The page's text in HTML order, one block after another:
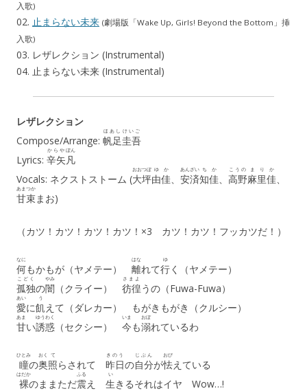
入歌)
02. 止まらない未来 (劇場版「Wake Up, Girls! Beyond the Bottom」挿
入歌)
03. レザレクション (Instrumental)
04. 止まらない未来 (Instrumental)
レザレクション
Compose/Arrange: 帆足
ほあし
圭吾
けいご
Lyrics: 辛矢
からや
凡
ぼん
Vocals: ネクストストーム (大坪
おおつぼ
由佳
ゆか
、 安済
あんざい
知佳
ちか
、 高野
こうの
麻里佳
まりか
、
甘束
あまつか
まお)
（カツ！カツ！カツ！カツ！×3 カツ！カツ！フッカツだ！）
何
なに
もかもが（ヤメテー） 離
はな
れて行
ゆ
く（ヤメテー）
孤独
こどく
の闇
やみ
（クライー） 彷徨
さまよ
うの（Fuwa-Fuwa）
愛
あい
に飢
う
えて（ダレカー） もがきもがき（クルシー）
甘
あま
い誘惑
ゆうわく
（セクシー） 今
いま
も溺
おぼ
れているわ
瞳
ひとみ
の奥
おく
照
て
らされて 昨日
きのう
の自分
じぶん
が怯
おび
えている
裸
はだか
のままただ震
ふる
え 生
い
きるそれはイヤ Wow…!